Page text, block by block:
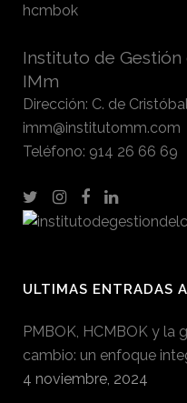
Instituto de
IMm
Dirección: C. de
imm@institutomm.com
Teléfono: 914 26 66 69
ULTIMAS ENTRADAS
PMBOK, HCMBOK y la
cambio: un enfoque
4 noviembre, 2024